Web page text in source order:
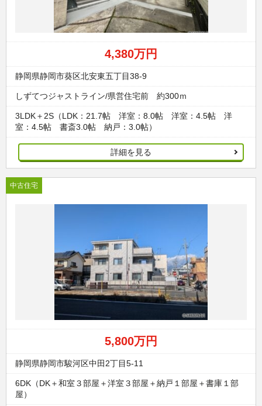
4,380万円
静岡県静岡市葵区北安東五丁目38-9
しずてつジャストライン/県営住宅前 約300ｍ
3LDK＋2S（LDK：21.7帖 洋室：8.0帖 洋室：4.5帖 洋
室：4.5帖 書斎3.0帖 納戸：3.0帖）
詳細を見る
中古住宅
5,800万円
静岡県静岡市駿河区中田2丁目5-11
6DK（DK＋和室３部屋＋洋室３部屋＋納戸１部屋＋書庫１部
屋）